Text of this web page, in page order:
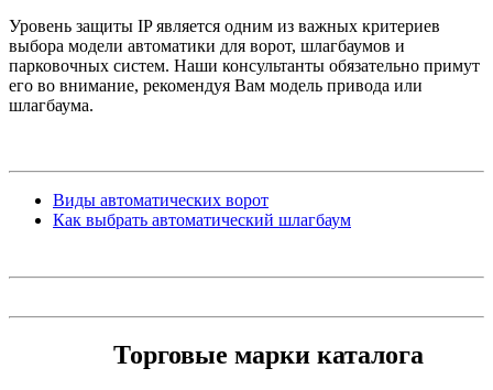
Уровень защиты IP является одним из важных критериев
выбора модели автоматики для ворот, шлагбаумов и
парковочных систем. Наши консультанты обязательно примут
его во внимание, рекомендуя Вам модель привода или
шлагбаума.
Виды автоматических ворот
Как выбрать автоматический шлагбаум
Торговые марки каталога